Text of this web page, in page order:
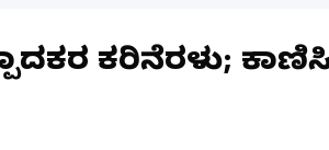
ಕರಿನೆರಳು;